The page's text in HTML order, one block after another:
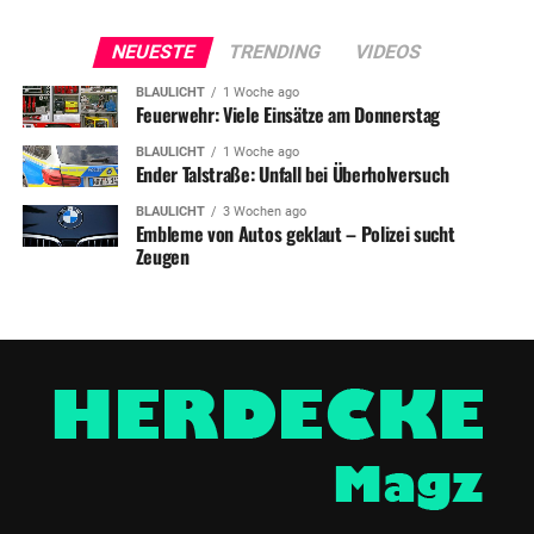
NEUESTE TRENDING VIDEOS
BLAULICHT 1 Woche ago
Feuerwehr: Viele Einsätze am Donnerstag
BLAULICHT 1 Woche ago
Ender Talstraße: Unfall bei Überholversuch
BLAULICHT 3 Wochen ago
Embleme von Autos geklaut – Polizei sucht
Zeugen